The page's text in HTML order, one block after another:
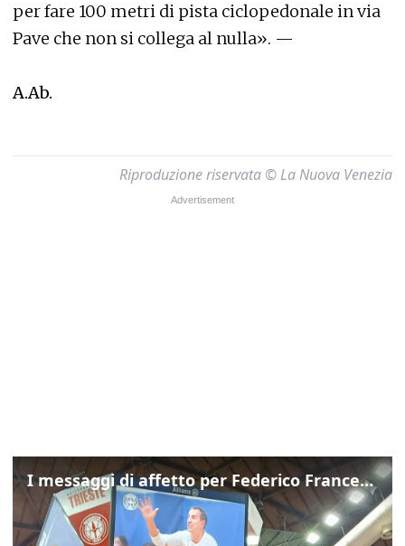
per fare 100 metri di pista ciclopedonale in via
Pave che non si collega al nulla». —
A.Ab.
Riproduzione riservata © La Nuova Venezia
I messaggi di affetto per Federico Franceschin: così il mondo del basket gli è stato accanto fino all’ultimo